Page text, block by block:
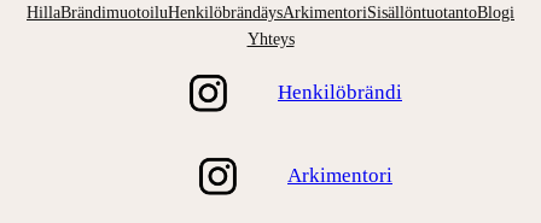
HillaBrändimuotoiluHenkilöbrändäysArkimentoriSisällöntuotantoBlogi
Yhteys
Henkilöbrändi
Arkimentori